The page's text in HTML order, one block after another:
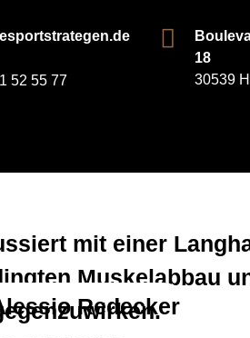
52 55 77
18
30539